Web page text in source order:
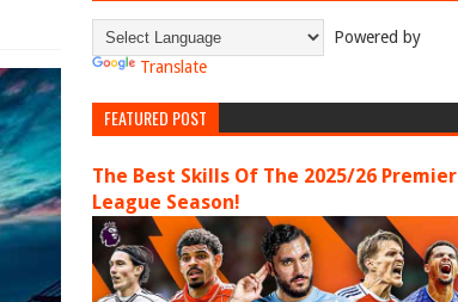
Powered by
Translate
FEATURED POST
The Best Skills Of The 2025/26 Premier
League Season!